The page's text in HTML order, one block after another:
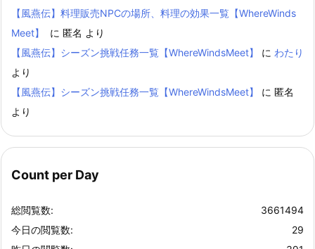
【風燕伝】料理販売NPCの場所、料理の効果一覧【WhereWinds
Meet】
に 匿名 より
【風燕伝】シーズン挑戦任務一覧【WhereWindsMeet】
に わたり
より
【風燕伝】シーズン挑戦任務一覧【WhereWindsMeet】
に 匿名
より
Count per Day
3661494
総閲覧数:
29
今日の閲覧数: